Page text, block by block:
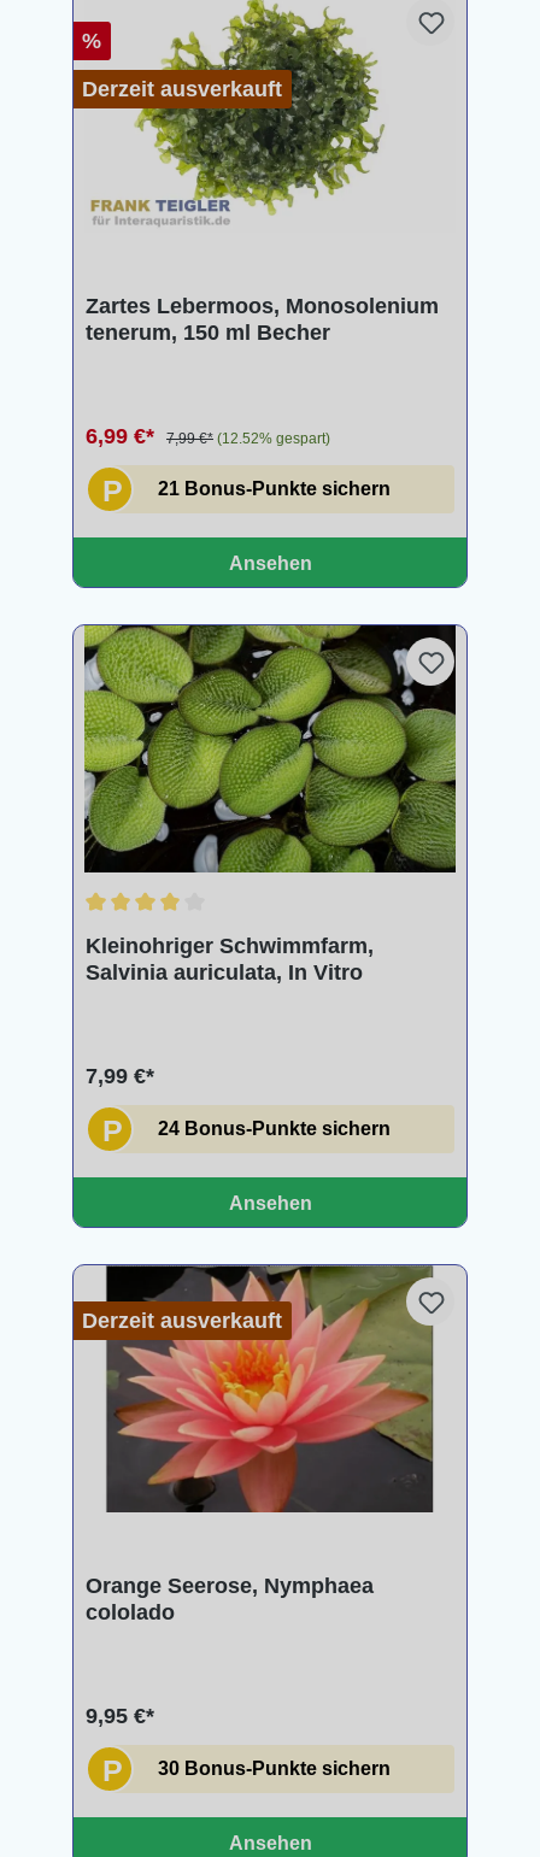
%
Derzeit ausverkauft
Zartes Lebermoos, Monosolenium
tenerum, 150 ml Becher
6,99 €* 7,99 €* (12.52% gespart)
P 21 Bonus-Punkte sichern
Ansehen
Kleinohriger Schwimmfarm,
Salvinia auriculata, In Vitro
7,99 €*
P 24 Bonus-Punkte sichern
Ansehen
Derzeit ausverkauft
Orange Seerose, Nymphaea
cololado
9,95 €*
P 30 Bonus-Punkte sichern
Ansehen